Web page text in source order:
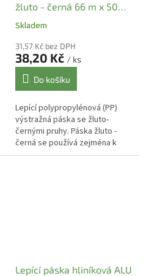
žluto - černá 66 m x 50
mm
Skladem
31,57 Kč bez DPH
38,20 Kč / ks
Do košíku
Lepící polypropylénová (PP)
výstražná páska se žluto-
černými pruhy. Páska žluto -
černá se používá zejména k
označení hran , schodů , tras
Lepící páska hliníková ALU